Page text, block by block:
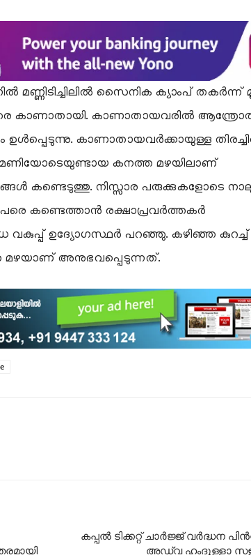
മണ്ണിടിച്ചിലിൽ സൈനിക ക്യാംപ് തകർന്ന്
കാണാതായി. കാണാതായവരിൽ
ഉൾപ്പെടുന്നു. കാണാതായവർക്കായുള്ള
മണിയോടെയുണ്ടായ കനത്ത മഴയിലാണ്
കണ്ടെടുത്തു. നിസ്സാര പരുക്കുകളോടെ
കണ്ടെത്താൻ രക്ഷാപ്രവർത്തകർ
വകുപ്പ് ഉദ്യോഗസ്ഥർ പറഞ്ഞു. കഴിഞ്ഞ കുറച്ച്
മഴയാണ് അനുഭവപ്പെടുന്നത്.
കപ്പൽ ടിക്കറ്റ് ചാർജ്ജ് വർദ്ധന
അഡ്വ ഹംദുള്ളാ